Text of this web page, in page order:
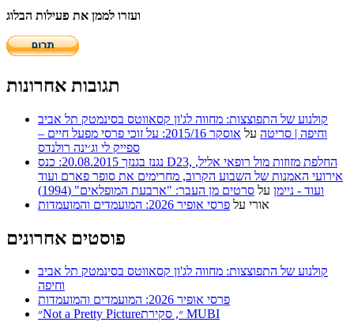
ועזרו לממן את פעילות הבלוג
תגובות אחרונות
קולנוע של התפוצצות: מחווה לג'ון קסאווטס בסינמטק תל אביב
וחיפה | סריטה על
אוסקר 2015/16: על זוכי פרסי מפעל חיים –
ספייק לי וג׳ינה רולנדס
נגנז בגנזך 20.08.2015: כנס D23, החלפת מזוזות מול רופאי אליל,
אירועי האמנות של השבוע הקרוב, מחרימים את סופר פארם ועוד
ועוד - ניימן על סרטים מן העבר: "ארבעת המופלאים" (1994)
אורי על פרסי אופיר 2026: המועמדים והמועמדות
פוסטים אחרונים
קולנוע של התפוצצות: מחווה לג'ון קסאווטס בסינמטק תל אביב
וחיפה
פרסי אופיר 2026: המועמדים והמועמדות
״Not a Pretty Picture״, סקירת MUBI